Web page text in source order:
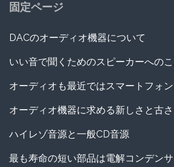
固定ページ
DACのオーディオ機器について
いい音で聞くためのスピーカーへのこ
オーディオも最近ではスマートフォ
オーディオ機器に求める新しさと古さ
ハイレゾ音源と一般CD音源
最も寿命の短い部品は電解コンデンサ